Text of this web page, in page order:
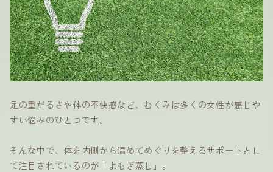
足の重だるさや体の不快感など、むくみは多くの女性が感じや
すい悩みのひとつです。
そんな中で、体を内側から温めてめぐりを整えるサポートとし
て注目されているのが「よもぎ蒸し」。